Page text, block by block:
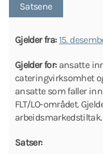
Satsene
Gjelder fra:15.
Gjelder for:ansatte
cateringvirksomhet
ansatte som faller
FLT/LO-området.
arbeidsmarkedstiltak.
Satser: